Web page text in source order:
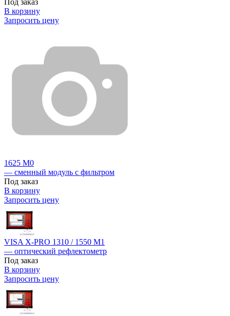
Под заказ
В корзину
Запросить цену
1625 М0
— сменный модуль с фильтром
Под заказ
В корзину
Запросить цену
VISA X-PRO 1310 / 1550 M1
— оптический рефлектометр
Под заказ
В корзину
Запросить цену